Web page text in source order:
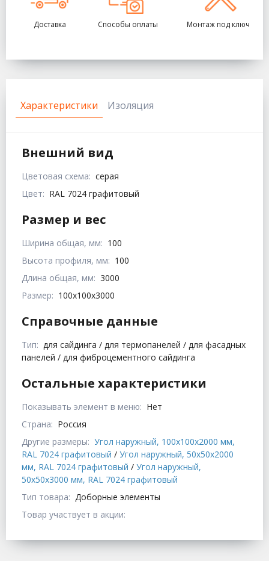
Доставка Способы оплаты Монтаж под ключ
Характеристики Изоляция
Внешний вид
Цветовая схема: серая
Цвет: RAL 7024 графитовый
Размер и вес
Ширина общая, мм: 100
Высота профиля, мм: 100
Длина общая, мм: 3000
Размер: 100x100x3000
Справочные данные
Тип: для сайдинга / для термопанелей / для фасадных
панелей / для фиброцементного сайдинга
Остальные характеристики
Показывать элемент в меню: Нет
Страна: Россия
Другие размеры: Угол наружный, 100x100x2000 мм,
RAL 7024 графитовый / Угол наружный, 50x50x2000
мм, RAL 7024 графитовый / Угол наружный,
50x50x3000 мм, RAL 7024 графитовый
Тип товара: Доборные элементы
Товар участвует в акции: